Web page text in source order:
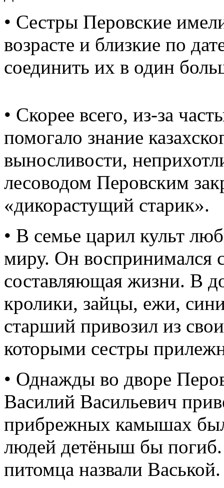
• Сестры Перовские
возрасте и близкие по
соединить их в один
• Скорее всего, из-за
помогало знание
выносливости,
лесоводом Перовским
«дикорастущий старик».
• В семье царил культ
миру. Он воспринимался
составляющая жизни. В
кролики, зайцы, ежи,
старший привозил из
которыми сестры
• Однажды во дворе
Василий Васильевич
прибрежных камышах
людей детёныш бы погиб.
питомца назвали Васькой.